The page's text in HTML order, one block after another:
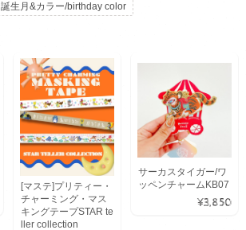
誕生月&カラー/birthday color
[マステ]プリティー・
チャーミング・マス
キングテープSTAR te
ller collection
サーカスタイガー/ワ
ッペンチャームKB07
¥3,850